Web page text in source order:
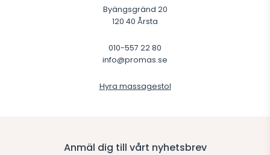
Byängsgränd 20
120 40 Årsta
010-557 22 80
info@promas.se
Hyra massagestol
Anmäl dig till vårt nyhetsbrev